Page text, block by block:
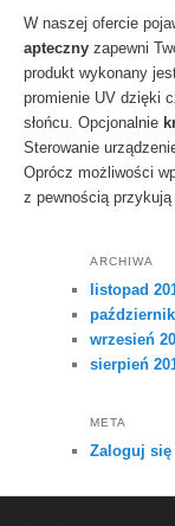
W naszej ofercie
apteczny zapewni
produkt wykonany
promienie UV dzięki
słońcu. Opcjonalnie
Sterowanie
Oprócz możliwości
z pewnością przykują
ARCHIWA
listopad
październik
wrzesień
sierpień
META
Zaloguj się